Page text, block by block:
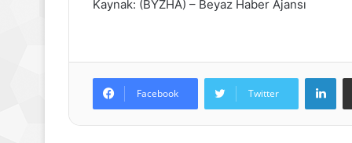
Kaynak: (BYZHA) – Beyaz Haber Ajansı
Facebook Twitter